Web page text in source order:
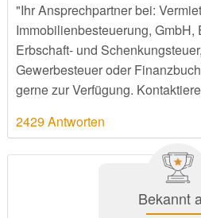
"Ihr Ansprechpartner bei:
Immobilienbesteuerung, GmbH,
Erbschaft- und
Gewerbesteuer oder
gerne zur Verfügung.
2429 Antworten
Bekannt